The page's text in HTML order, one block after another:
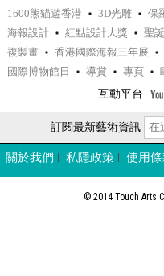
藝術導賞
萬象逍遙
1600熊貓遊香港 3D光雕 保
海報設計
紅點設計大獎 聖
複製畫
香港國際海報三年展
國際博物館日
導賞 專頁
互動平台
訂閱最新藝術資訊
關於我們 私隱政策 使用
© 2014 Touch Arts